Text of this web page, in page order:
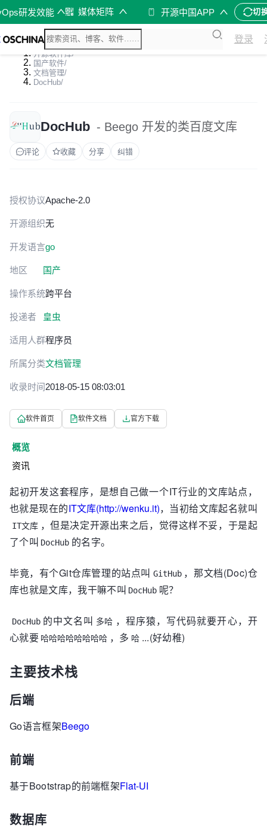
研发效能 媒体矩阵 开源中国APP 切
登录
开源软件库/
国产软件/
文档管理/
DocHub/
DocHub - Beego 开发的类百度文库
评论 收藏 分享 纠错
授权协议Apache-2.0
开源组织无
开发语言go
地区 国产
操作系统跨平台
投递者 皇虫
适用人群程序员
所属分类文档管理
收录时间2018-05-15 08:03:01
软件首页 软件文档 官方下载
概览
资讯
起初开发这套程序，是想自己做一个IT行业的文库站点，
也就是现在的IT文库(http://wenku.it)，当初给文库起名就叫
IT文库 ，但是决定开源出来之后，觉得这样不妥，于是起
了个叫 DocHub 的名字。
毕竟，有个Git仓库管理的站点叫 GitHub ，那文档(Doc)仓
库也就是文库，我干嘛不叫 DocHub 呢？
DocHub 的中文名叫 多哈 ，程序猿，写代码就要开心，开
心就要 哈哈哈哈哈哈哈哈 ，多 哈 ...(好幼稚)
主要技术栈
后端
Go语言框架Beego
前端
基于Bootstrap的前端框架Flat-UI
数据库